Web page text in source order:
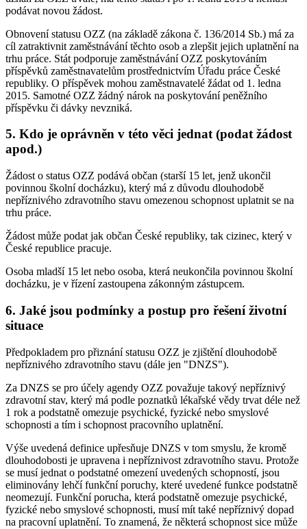
podávat novou žádost.
Obnovení statusu OZZ (na základě zákona č. 136/2014 Sb.) má za
cíl zatraktivnit zaměstnávání těchto osob a zlepšit jejich uplatnění na
trhu práce. Stát podporuje zaměstnávání OZZ poskytováním
příspěvků zaměstnavatelům prostřednictvím Úřadu práce České
republiky. O příspěvek mohou zaměstnavatelé žádat od 1. ledna
2015. Samotné OZZ žádný nárok na poskytování peněžního
příspěvku či dávky nevzniká.
5. Kdo je oprávněn v této věci jednat (podat žádost
apod.)
Žádost o status OZZ podává občan (starší 15 let, jenž ukončil
povinnou školní docházku), který má z důvodu dlouhodobě
nepříznivého zdravotního stavu omezenou schopnost uplatnit se na
trhu práce.
Žádost může podat jak občan České republiky, tak cizinec, který v
České republice pracuje.
Osoba mladší 15 let nebo osoba, která neukončila povinnou školní
docházku, je v řízení zastoupena zákonným zástupcem.
6. Jaké jsou podmínky a postup pro řešení životní
situace
Předpokladem pro přiznání statusu OZZ je zjištění dlouhodobě
nepříznivého zdravotního stavu (dále jen "DNZS").
Za DNZS se pro účely agendy OZZ považuje takový nepříznivý
zdravotní stav, který má podle poznatků lékařské vědy trvat déle než
1 rok a podstatně omezuje psychické, fyzické nebo smyslové
schopnosti a tím i schopnost pracovního uplatnění.
Výše uvedená definice upřesňuje DNZS v tom smyslu, že kromě
dlouhodobosti je upravena i nepříznivost zdravotního stavu. Protože
se musí jednat o podstatné omezení uvedených schopností, jsou
eliminovány lehčí funkční poruchy, které uvedené funkce podstatně
neomezují. Funkční porucha, která podstatně omezuje psychické,
fyzické nebo smyslové schopnosti, musí mít také nepříznivý dopad
na pracovní uplatnění. To znamená, že některá schopnost sice může